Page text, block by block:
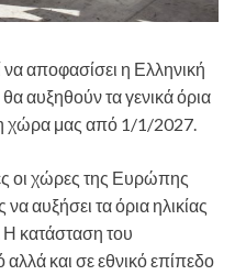
να αποφασίσει η Ελληνική
αυξηθούν τα γενικά όρια
χώρα μας από 1/1/2027.
οι χώρες της Ευρώπης
αυξήσει τα όρια ηλικίας
Η κατάσταση του
και σε εθνικό επίπεδο